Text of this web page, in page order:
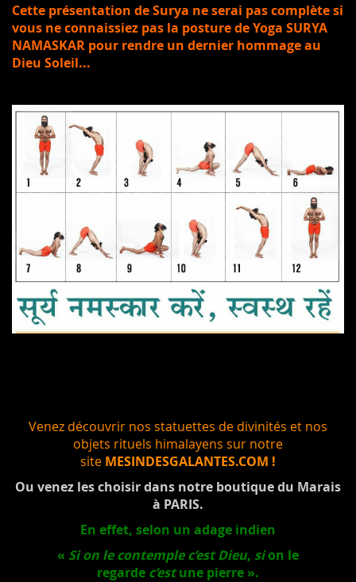
Cette présentation de Surya ne serai pas complète si
vous ne connaissiez pas la posture de Yoga SURYA
NAMASKAR pour rendre un dernier hommage au
Dieu Soleil...
Venez découvrir nos statuettes de divinités et nos
objets rituels himalayens sur notre
site MESINDESGALANTES.COM !
Ou venez les choisir dans notre boutique du Marais
à PARIS.
En effet, selon un adage indien
« Si on le contemple c’est Dieu, sion le
regarde c’estune pierre ».